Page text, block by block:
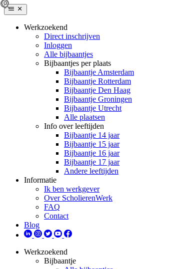
Werkzoekend
Direct inschrijven
Inloggen
Alle bijbaantjes
Bijbaantjes per plaats
Bijbaantje Amsterdam
Bijbaantje Rotterdam
Bijbaantje Den Haag
Bijbaantje Groningen
Bijbaantje Utrecht
Alle plaatsen
Info over leeftijden
Bijbaantje 14 jaar
Bijbaantje 15 jaar
Bijbaantje 16 jaar
Bijbaantje 17 jaar
Andere leeftijden
Informatie
Ik ben werkgever
Over ScholierenWerk
FAQ
Contact
Blog
Werkzoekend
Bijbaantje